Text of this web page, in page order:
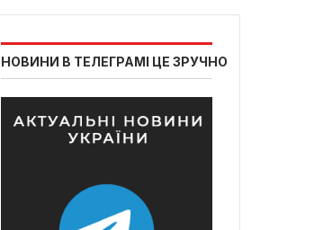
НОВИНИ В ТЕЛЕГРАМІ ЦЕ ЗРУЧНО